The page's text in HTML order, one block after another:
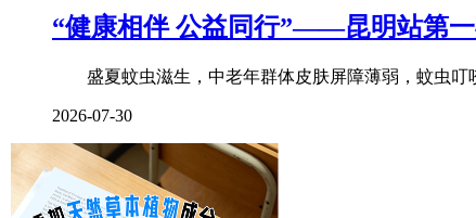
“健康相伴 公益同行”——昆明站第
盛夏蚊虫滋生，中老年群体皮肤屏障薄弱，蚊虫叮
2026-07-30